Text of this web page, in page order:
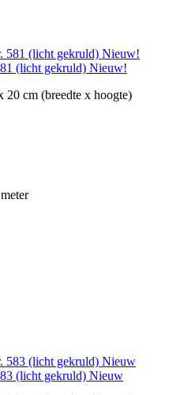
(licht gekruld) Nieuw!
20 cm (breedte x hoogte)
(licht gekruld) Nieuw